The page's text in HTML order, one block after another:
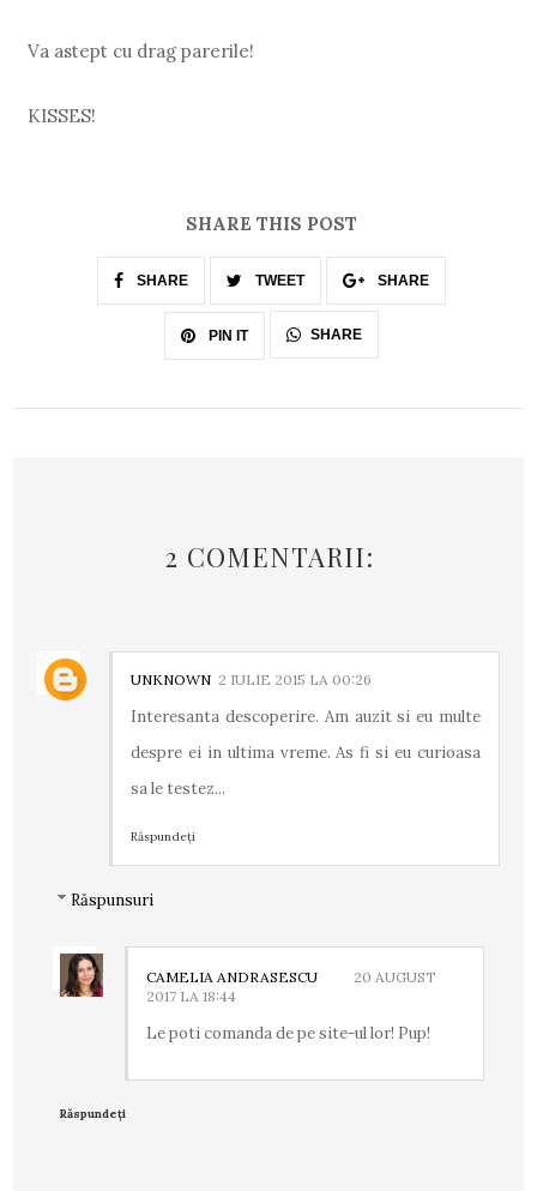
Va astept cu drag parerile!
KISSES!
SHARE THIS POST
SHARE TWEET SHARE
PIN IT SHARE
2 COMENTARII:
UNKNOWN 2 IULIE 2015 LA 00:26
Interesanta descoperire. Am auzit si eu multe
despre ei in ultima vreme. As fi si eu curioasa
sa le testez...
Răspundeți
Răspunsuri
CAMELIA ANDRASESCU
20 AUGUST
2017 LA 18:44
Le poti comanda de pe site-ul lor! Pup!
Răspundeți